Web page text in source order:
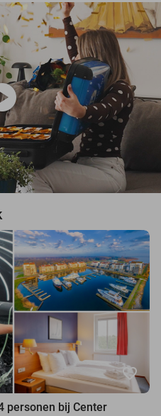
favorite_border
personen bij Center